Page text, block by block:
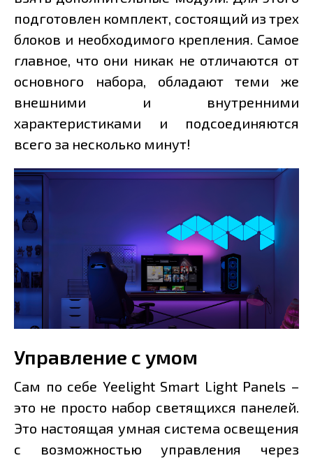
подготовлен комплект, состоящий из трех
блоков и необходимого крепления. Самое
главное, что они никак не отличаются от
основного набора, обладают теми же
внешними и внутренними
характеристиками и подсоединяются
всего за несколько минут!
Управление с умом
Сам по себе Yeelight Smart Light Panels –
это не просто набор светящихся панелей.
Это настоящая умная система освещения
с возможностью управления через